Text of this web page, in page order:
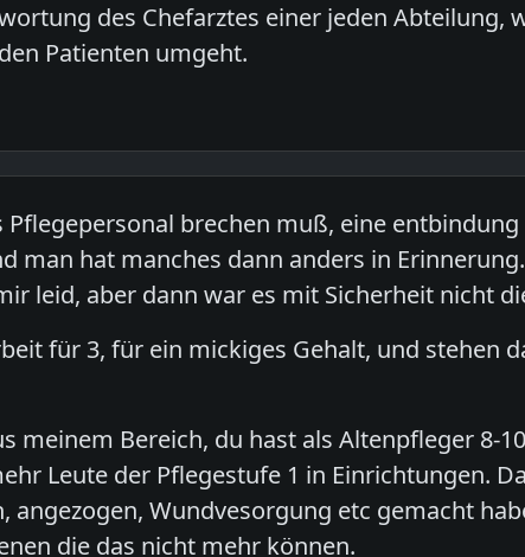
des Chefarztes einer jeden Abteilung,
Patienten umgeht.
Pflegepersonal brechen muß, eine
man hat manches dann anders in
leid, aber dann war es mit Sicherheit nicht
für 3, für ein mickiges Gehalt, und stehen
meinem Bereich, du hast als Altenpfleger 8-
Leute der Pflegestufe 1 in Einrichtungen.
angezogen, Wundvesorgung etc gemacht
die das nicht mehr können.